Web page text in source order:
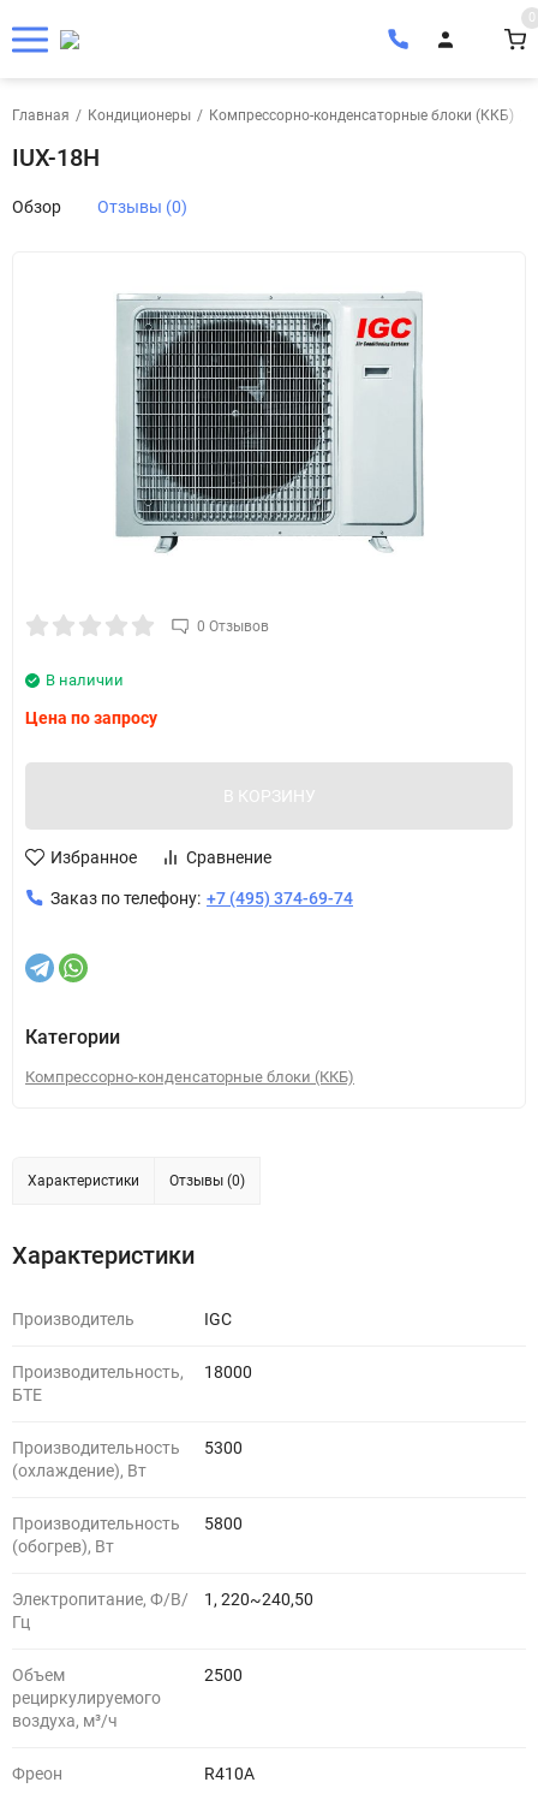
0
Главная / Кондиционеры / Компрессорно-конденсаторные блоки (ККБ)
IUX-18H
Обзор Отзывы (0)
0 Отзывов
В наличии
Цена по запросу
В КОРЗИНУ
Избранное Сравнение
Заказ по телефону: +7 (495) 374-69-74
Категории
Компрессорно-конденсаторные блоки (ККБ)
Характеристики Отзывы (0)
Характеристики
Производитель IGC
Производительность,
БТЕ
18000
Производительность
(охлаждение), Вт
5300
Производительность
(обогрев), Вт
5800
Электропитание, Ф/В/
Гц
1, 220~240,50
Объем
рециркулируемого
воздуха, м³/ч
2500
Фреон R410A